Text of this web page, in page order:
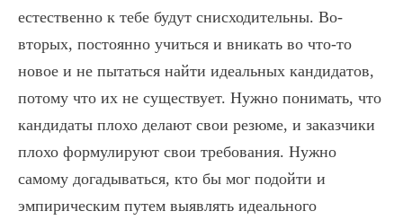
естественно к тебе будут снисходительны. Во-
вторых, постоянно учиться и вникать во что-то
новое и не пытаться найти идеальных кандидатов,
потому что их не существует. Нужно понимать, что
кандидаты плохо делают свои резюме, и заказчики
плохо формулируют свои требования. Нужно
самому догадываться, кто бы мог подойти и
эмпирическим путем выявлять идеального